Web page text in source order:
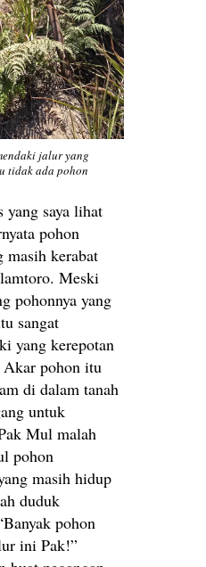
jalur yang
tidak ada pohon
yang saya lihat
pohon
masih kerabat
Meski
pohonnya yang
sangat
yang kerepotan
Akar pohon itu
di dalam tanah
untuk
Mul malah
pohon
masih hidup
duduk
pohon
ini Pak!”